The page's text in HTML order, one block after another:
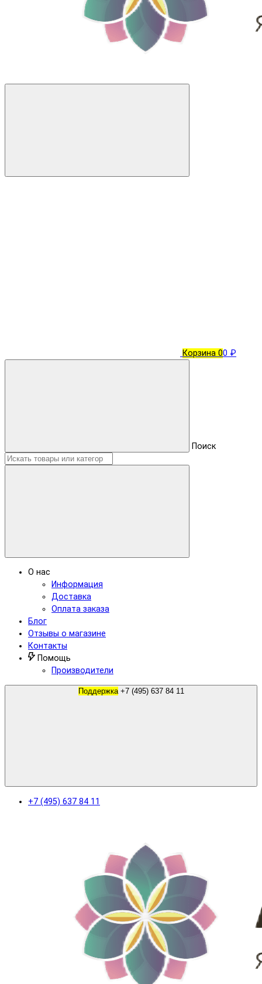
Корзина 00 ₽
Поиск
О нас
Информация
Доставка
Оплата заказа
Блог
Отзывы о магазине
Контакты
Помощь
Производители
Поддержка +7 (495) 637 84 11
+7 (495) 637 84 11